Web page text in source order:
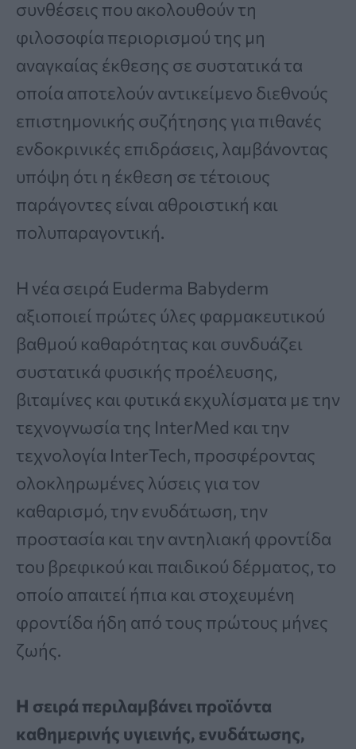
συνθέσεις που ακολουθούν τη
φιλοσοφία περιορισμού της μη
αναγκαίας έκθεσης σε συστατικά τα
οποία αποτελούν αντικείμενο διεθνούς
επιστημονικής συζήτησης για πιθανές
ενδοκρινικές επιδράσεις, λαμβάνοντας
υπόψη ότι η έκθεση σε τέτοιους
παράγοντες είναι αθροιστική και
πολυπαραγοντική.
Η νέα σειρά Euderma Babyderm
αξιοποιεί πρώτες ύλες φαρμακευτικού
βαθμού καθαρότητας και συνδυάζει
συστατικά φυσικής προέλευσης,
βιταμίνες και φυτικά εκχυλίσματα με την
τεχνογνωσία της InterMed και την
τεχνολογία InterTech, προσφέροντας
ολοκληρωμένες λύσεις για τον
καθαρισμό, την ενυδάτωση, την
προστασία και την αντηλιακή φροντίδα
του βρεφικού και παιδικού δέρματος, το
οποίο απαιτεί ήπια και στοχευμένη
φροντίδα ήδη από τους πρώτους μήνες
ζωής.
Η σειρά περιλαμβάνει προϊόντα
καθημερινής υγιεινής, ενυδάτωσης,